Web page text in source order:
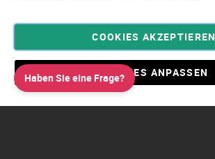
Privatsphäre und Datenschutz
Allgemeine Geschäftsbedingungen AGB
Impressum
COOKIES AKZEPTIEREN
COOKIES ANPASSEN
Haben Sie eine Frage?